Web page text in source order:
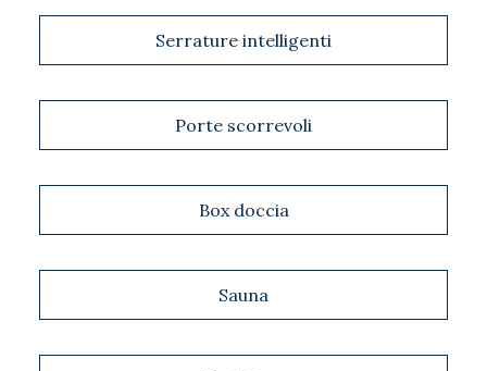
Serrature intelligenti
Porte scorrevoli
Box doccia
Sauna